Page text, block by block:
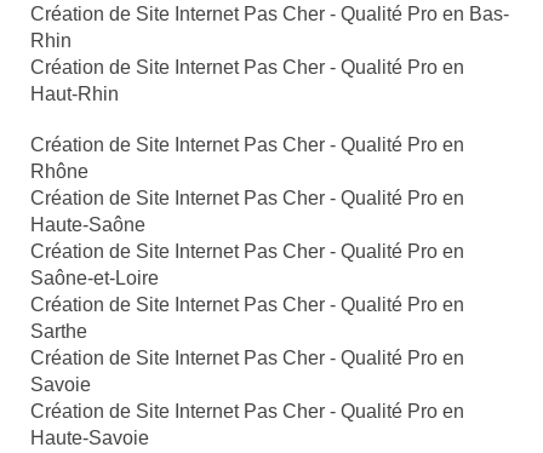
Création de Site Internet Pas Cher - Qualité Pro en Bas-
Rhin
Création de Site Internet Pas Cher - Qualité Pro en
Haut-Rhin
Création de Site Internet Pas Cher - Qualité Pro en
Rhône
Création de Site Internet Pas Cher - Qualité Pro en
Haute-Saône
Création de Site Internet Pas Cher - Qualité Pro en
Saône-et-Loire
Création de Site Internet Pas Cher - Qualité Pro en
Sarthe
Création de Site Internet Pas Cher - Qualité Pro en
Savoie
Création de Site Internet Pas Cher - Qualité Pro en
Haute-Savoie